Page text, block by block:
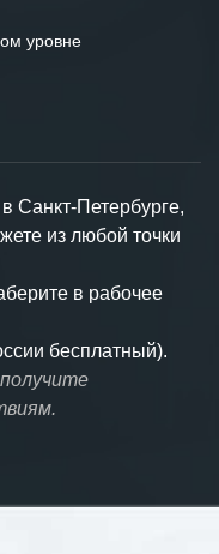
уровне
Санкт-Петербурге,
из любой точки
в рабочее
бесплатный).